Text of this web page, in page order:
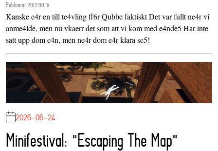
Publicerat 2012.08.19
Kanske e4r en till te4vling ff6r Qubbe faktiskt Det var fullt ne4r vi
anme4lde, men nu vkaerr det som att vi kom med e4nde5 Har inte
satt upp dom e4n, men ne4r dom e4r klara se5!
2026-06-24
Minifestival: "Escaping The Map"